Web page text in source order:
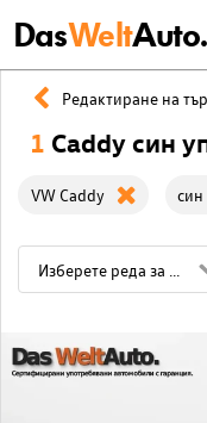
DasWeltAuto.
Редактиране на
1 Caddy син
VW Caddy син